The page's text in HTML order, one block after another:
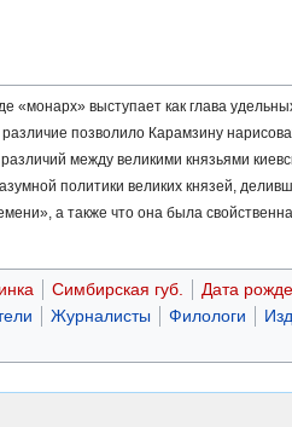
выступает как глава
позволило Карамзину
между великими князьями
политики великих князей,
а также что она была
Симбирская губ. Дата
Журналисты Филологи